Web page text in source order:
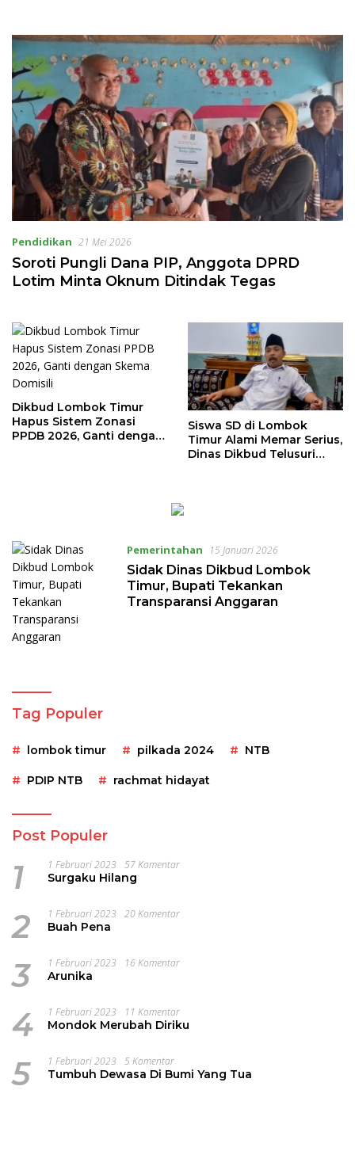
Pendidikan 21 Mei 2026
Soroti Pungli Dana PIP, Anggota DPRD
Lotim Minta Oknum Ditindak Tegas
Dikbud Lombok Timur
Hapus Sistem Zonasi
PPDB 2026, Ganti dengan
Siswa SD di Lombok
Timur Alami Memar Serius,
Dinas Dikbud Telusuri
Pemerintahan 15 Januari 2026
Sidak Dinas Dikbud Lombok
Timur, Bupati Tekankan
Transparansi Anggaran
Tag Populer
lombok timur pilkada 2024 NTB
PDIP NTB rachmat hidayat
Post Populer
1 1 Februari 2023 57 Komentar
Surgaku Hilang
2 1 Februari 2023 20 Komentar
Buah Pena
3 1 Februari 2023 16 Komentar
Arunika
4 1 Februari 2023 11 Komentar
Mondok Merubah Diriku
5 1 Februari 2023 5 Komentar
Tumbuh Dewasa Di Bumi Yang Tua